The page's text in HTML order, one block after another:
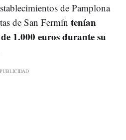
de Pamplona
de San Fermín tenían
1.000 euros durante su